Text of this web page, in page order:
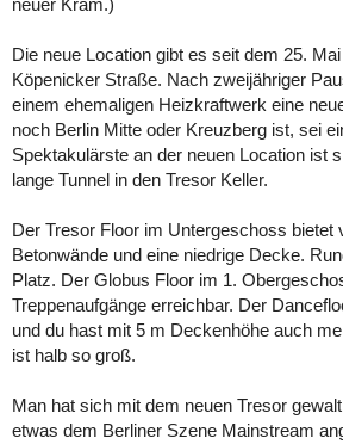
neuer Kram.)
Die neue Location gibt es seit dem 25.
Köpenicker Straße. Nach zweijähriger
einem ehemaligen Heizkraftwerk eine
noch Berlin Mitte oder Kreuzberg ist, sei
Spektakulärste an der neuen Location ist
lange Tunnel in den Tresor Keller.
Der Tresor Floor im Untergeschoss bietet
Betonwände und eine niedrige Decke.
Platz. Der Globus Floor im 1.
Treppenaufgänge erreichbar. Der
und du hast mit 5 m Deckenhöhe auch
ist halb so groß.
Man hat sich mit dem neuen Tresor
etwas dem Berliner Szene Mainstream